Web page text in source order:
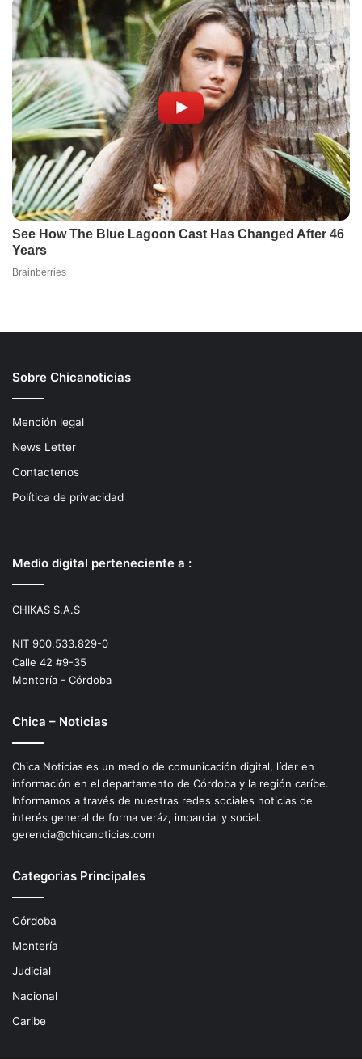
Sobre Chicanoticias
Mención legal
News Letter
Contactenos
Política de privacidad
Medio digital perteneciente a :
CHIKAS S.A.S
NIT 900.533.829-0
Calle 42 #9-35
Montería - Córdoba
Chica – Noticias
Chica Noticias es un medio de comunicación digital, líder en
información en el departamento de Córdoba y la región caríbe.
Informamos a través de nuestras redes sociales noticias de
interés general de forma veráz, imparcial y social.
gerencia@chicanoticias.com
Categorias Principales
Córdoba
Montería
Judicial
Nacional
Caribe